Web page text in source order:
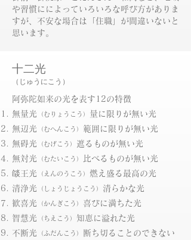
や習慣にによっていろいろな呼び方がありま
すが、不安な場合は「住職」が間違いないと
思います。
十二光
（じゅうにこう）
阿弥陀如来の光を表す12の特徴
無量光 （むりょうこう） 量に限りが無い光
無辺光 （むへんこう） 範囲に限りが無い光
無碍光 （むげこう） 遮るものが無い光
無対光 （むたいこう）
比べるものが無い光
燄王光 （えんのうこう） 燃え盛る最高の光
清浄光 （しょうじょうこう） 清らかな光
歓喜光 （かんぎこう） 喜びに満ちた光
智慧光 （ちえこう） 知恵に溢れた光
不断光 （ふだんこう）
断ち切ることのできない